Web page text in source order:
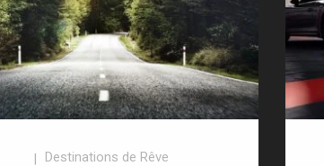
Destinations de Rêve